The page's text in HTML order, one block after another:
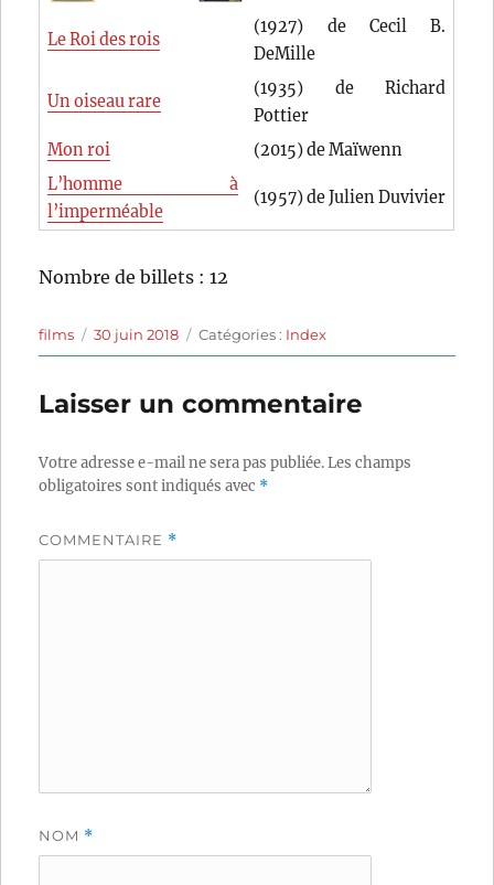
Le Roi des rois
(1927) de Cecil B.
DeMille
Un oiseau rare
(1935) de Richard
Pottier
Mon roi
(2015) de Maïwenn
L’homme à
l’imperméable
(1957) de Julien Duvivier
Nombre de billets : 12
Auteur
films
Publié
le
30 juin 2018 Catégories
Catégories : Index
Laisser un commentaire
Votre adresse e-mail ne sera pas publiée.Les champs
obligatoires sont indiqués avec *
COMMENTAIRE *
NOM *